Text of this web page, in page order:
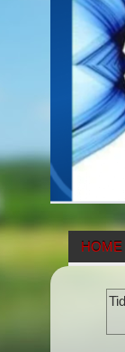
HOME